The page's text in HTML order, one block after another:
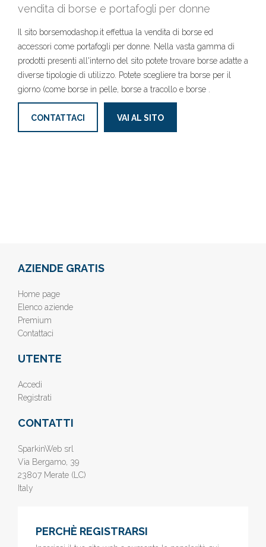
vendita di borse e portafogli per donne
Il sito borsemodashop.it effettua la vendita di borse ed
accessori come portafogli per donne. Nella vasta gamma di
prodotti presenti all'interno del sito potete trovare borse adatte a
diverse tipologie di utilizzo. Potete scegliere tra borse per il
giorno (come borse in pelle, borse a tracollo e borse .
CONTATTACI VAI AL SITO
AZIENDE GRATIS
Home page
Elenco aziende
Premium
Contattaci
UTENTE
Accedi
Registrati
CONTATTI
SparkinWeb srl
Via Bergamo, 39
23807 Merate (LC)
Italy
PERCHÈ REGISTRARSI